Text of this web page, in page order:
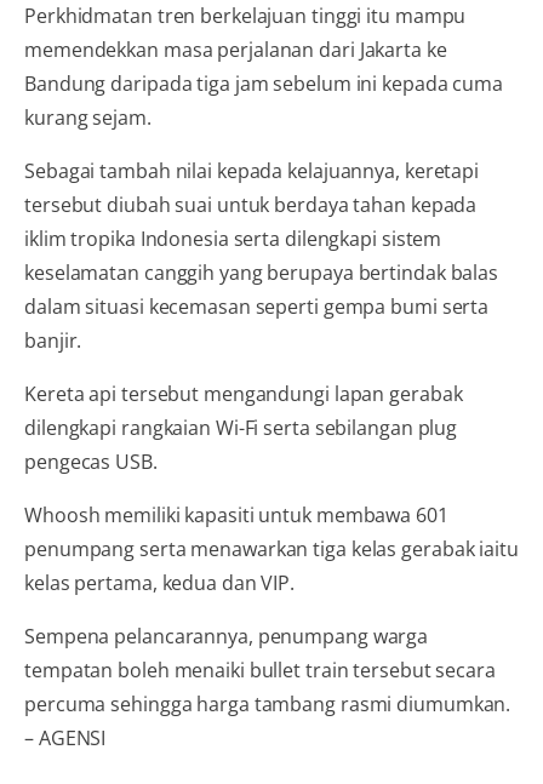
Perkhidmatan tren berkelajuan tinggi itu mampu
memendekkan masa perjalanan dari Jakarta ke
Bandung daripada tiga jam sebelum ini kepada cuma
kurang sejam.
Sebagai tambah nilai kepada kelajuannya, keretapi
tersebut diubah suai untuk berdaya tahan kepada
iklim tropika Indonesia serta dilengkapi sistem
keselamatan canggih yang berupaya bertindak balas
dalam situasi kecemasan seperti gempa bumi serta
banjir.
Kereta api tersebut mengan­dungi lapan gerabak
dilengkapi rangkaian Wi-Fi serta sebilangan plug
pengecas USB.
Whoosh memiliki kapasiti untuk membawa 601
penumpang serta menawarkan tiga kelas ge­rabak iaitu
kelas pertama, kedua dan VIP.
Sempena pelancarannya, penumpang warga
tempatan boleh menaiki bullet train tersebut secara
percuma sehingga harga tambang rasmi diumumkan.
– AGENSI